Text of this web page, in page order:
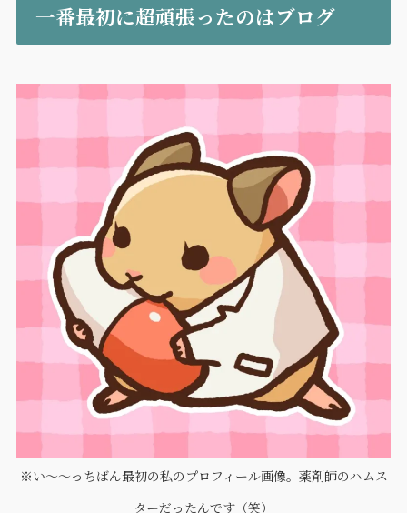
一番最初に超頑張ったのはブログ
※い〜〜っちばん最初の私のプロフィール画像。薬剤師のハムス
ターだったんです（笑）